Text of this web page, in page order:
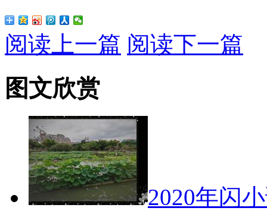
阅读上一篇 阅读下一篇
图文欣赏
2020年闪